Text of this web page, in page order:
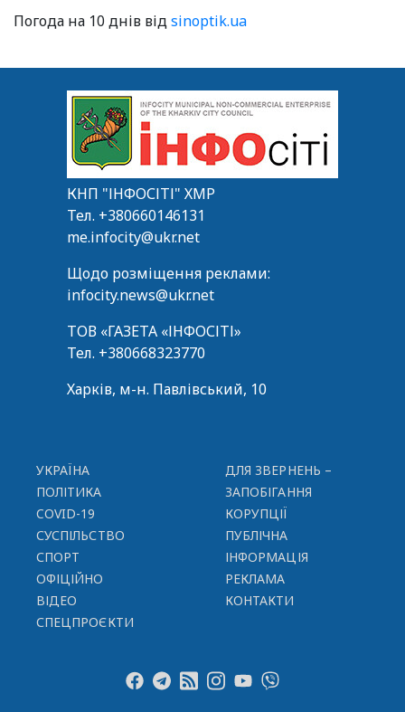
Погода на 10 днів відsinoptik.ua
КНП "ІНФОСІТІ" ХМР
Тел. +380660146131
me.infocity@ukr.net
Щодо розміщення реклами:
infocity.news@ukr.net
ТОВ «ГАЗЕТА «ІНФОСІТІ»
Тел. +380668323770
Харків, м-н. Павлівський, 10
УКРАЇНА
ПОЛІТИКА
COVID-19
СУСПІЛЬСТВО
СПОРТ
ОФІЦІЙНО
ВІДЕО
СПЕЦПРОЄКТИ
ДЛЯ ЗВЕРНЕНЬ –
ЗАПОБІГАННЯ
КОРУПЦІЇ
ПУБЛІЧНА
ІНФОРМАЦІЯ
РЕКЛАМА
КОНТАКТИ